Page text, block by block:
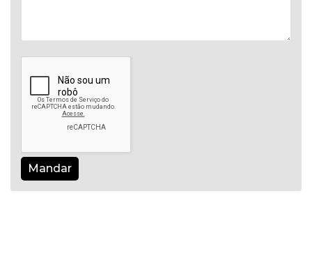
Mandar